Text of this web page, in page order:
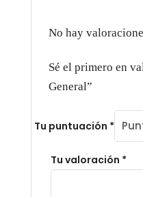
No hay
Sé el primero en
General”
Tu puntuación *
Tu valoración *